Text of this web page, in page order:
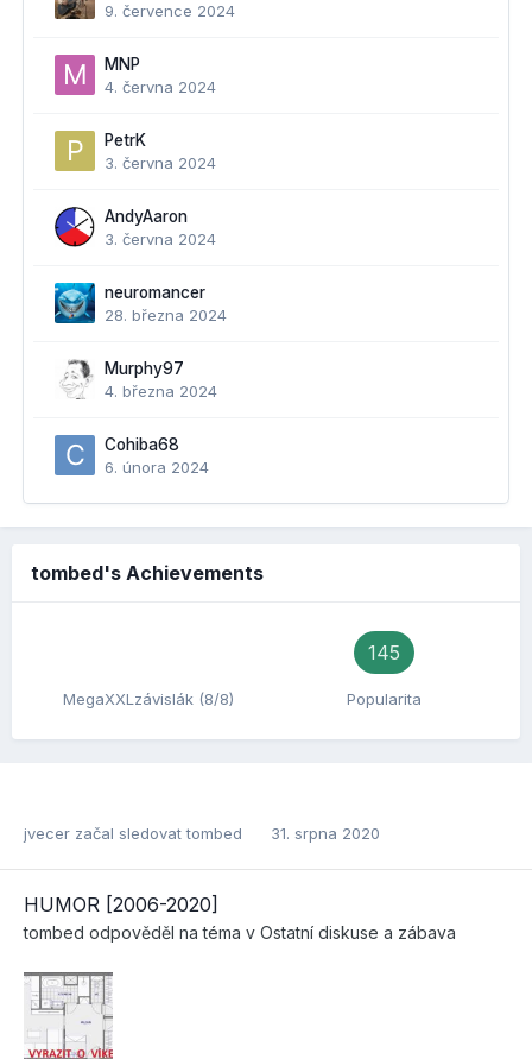
9. července 2024
MNP
4. června 2024
PetrK
3. června 2024
AndyAaron
3. června 2024
neuromancer
28. března 2024
Murphy97
4. března 2024
Cohiba68
6. února 2024
tombed's Achievements
MegaXXLzávislák (8/8)
145
Popularita
jvecer začal sledovattombed 31. srpna 2020
HUMOR [2006-2020]
tombed odpověděl na téma v Ostatní diskuse a zábava